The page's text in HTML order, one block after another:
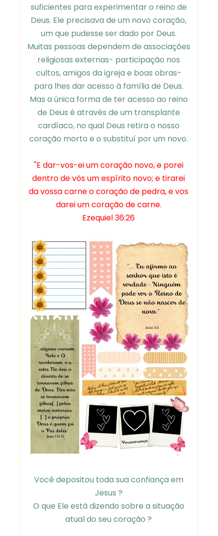
suficientes para experimentar o reino de
Deus. Ele precisava de um novo coração,
um que pudesse ser dado por Deus.
Muitas pessoas dependem de associações
religiosas externas- participação nos
cultos, amigos da igreja e boas obras-
para lhes dar acesso à família de Deus.
Mas a única forma de ter acesso ao reino
de Deus é através de um transplante
cardíaco, no qual Deus retira o nosso
coração morto e o substituí por um novo.
"E dar-vos-ei um coração novo, e porei
dentro de vós um espírito novo; e tirarei
da vossa carne o coração de pedra, e vos
darei um coração de carne.
Ezequiel 36:26
Você depositou toda sua confiança em
Jesus ?
O que Ele está dizendo sobre a situação
atual do seu coração ?